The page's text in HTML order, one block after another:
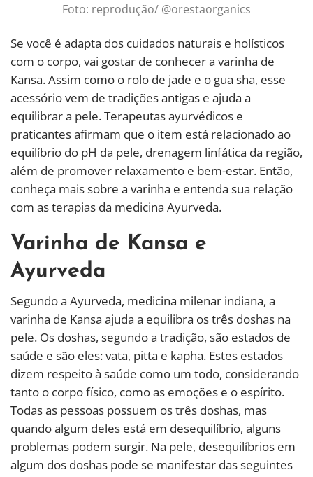
Foto: reprodução/ @orestaorganics
Se você é adapta dos cuidados naturais e holísticos
com o corpo, vai gostar de conhecer a varinha de
Kansa. Assim como o rolo de jade e o gua sha, esse
acessório vem de tradições antigas e ajuda a
equilibrar a pele. Terapeutas ayurvédicos e
praticantes afirmam que o item está relacionado ao
equilíbrio do pH da pele, drenagem linfática da região,
além de promover relaxamento e bem-estar. Então,
conheça mais sobre a varinha e entenda sua relação
com as terapias da medicina Ayurveda.
Varinha de Kansa e
Ayurveda
Segundo a Ayurveda, medicina milenar indiana, a
varinha de Kansa ajuda a equilibra os três doshas na
pele. Os doshas, segundo a tradição, são estados de
saúde e são eles: vata, pitta e kapha. Estes estados
dizem respeito à saúde como um todo, considerando
tanto o corpo físico, como as emoções e o espírito.
Todas as pessoas possuem os três doshas, mas
quando algum deles está em desequilíbrio, alguns
problemas podem surgir. Na pele, desequilíbrios em
algum dos doshas pode se manifestar das seguintes